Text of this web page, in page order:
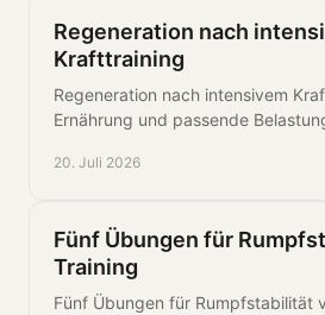
Regeneration nach
Krafttraining
Regeneration nach intensivem
Ernährung und passende
bleiben.
20. Juli 2026
Fünf Übungen für
Training
Fünf Übungen für Rumpfstabilität